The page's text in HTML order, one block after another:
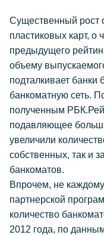
Существенный рост
пластиковых карт, о
предыдущего
объему
подталкивает банки
банкоматную сеть.
полученным
подавляющее
увеличили
собственных, так и
банкоматов.
Впрочем, не
партнерской
количество
2012 года, по